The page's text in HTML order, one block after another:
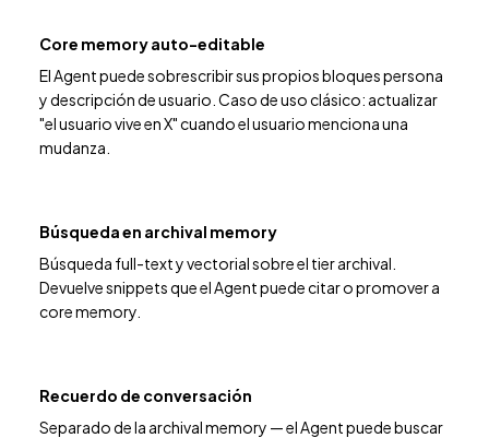
Core memory auto-editable
El Agent puede sobrescribir sus propios bloques persona
y descripción de usuario. Caso de uso clásico: actualizar
"el usuario vive en X" cuando el usuario menciona una
mudanza.
Búsqueda en archival memory
Búsqueda full-text y vectorial sobre el tier archival.
Devuelve snippets que el Agent puede citar o promover a
core memory.
Recuerdo de conversación
Separado de la archival memory — el Agent puede buscar